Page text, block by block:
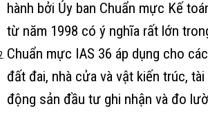
hành bởi Ủy ban Chuẩn mực Kế
từ năm 1998 có ý nghĩa rất lớn
Chuẩn mực IAS 36 áp dụng cho
đất đai, nhà cửa và vật kiến trúc,
động sản đầu tư ghi nhận và đo